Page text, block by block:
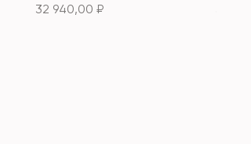
Цена
32 940,00 ₽